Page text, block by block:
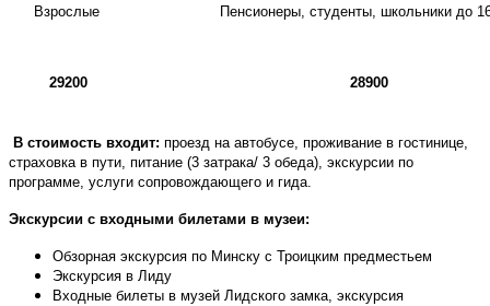
Взрослые Пенсионеры, студенты, школьники до
29200 28900
В стоимость входит: проезд на автобусе, проживание в гостинице,
страховка в пути, питание (3 затрака/ 3 обеда), экскурсии по
программе, услуги сопровождающего и гида.
Экскурсии с входными билетами в музеи:
Обзорная экскурсия по Минску с Троицким предместьем
Экскурсия в Лиду
Входные билеты в музей Лидского замка, экскурсия